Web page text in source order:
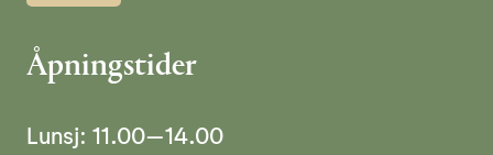
Åpningstider
Lunsj: 11.00–14.00